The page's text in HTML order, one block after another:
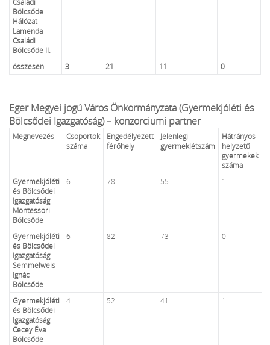
Családi
Bölcsőde
Hálózat
Lamenda
Családi
Bölcsőde II.
összesen
3 21 11 0
Eger Megyei jogú Város Önkormányzata (Gyermekjóléti és
Bölcsődei Igazgatóság) – konzorciumi partner
Megnevezés
Csoportok
száma
Engedélyezett
férőhely
Jelenlegi
gyermeklétszám
Hátrányos
helyzetű
gyermekek
száma
Gyermekjóléti
és Bölcsődei
Igazgatóság
Montessori
Bölcsőde
6 78 55 1
Gyermekjóléti
és Bölcsődei
Igazgatóság
Semmelweis
Ignác
Bölcsőde
6 82 73 0
Gyermekjóléti
és Bölcsődei
Igazgatóság
Cecey Éva
Bölcsőde
4 52 41 1